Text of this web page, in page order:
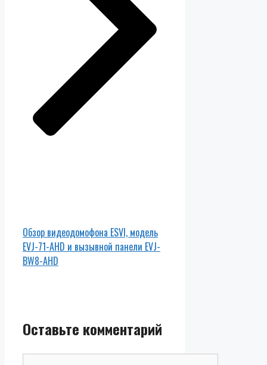
Обзор видеодомофона ESVI, модель
EVJ-71-AHD и вызывной панели EVJ-
BW8-AHD
Оставьте комментарий